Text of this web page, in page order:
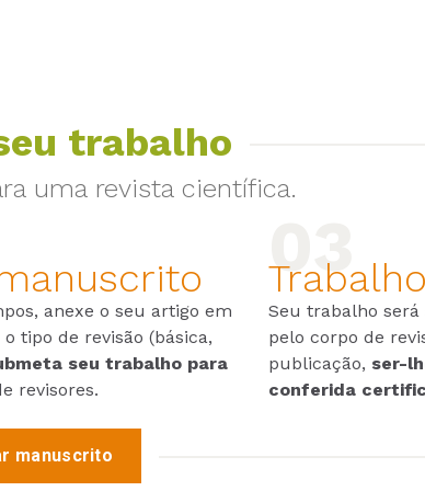
trabalho
uma revista científica.
anexe o seu artigo em
o tipo de revisão (básica,
seu trabalho para
revisores.
Seu trabalho
pelo corpo de
publicação, ser-
conferida
manuscrito